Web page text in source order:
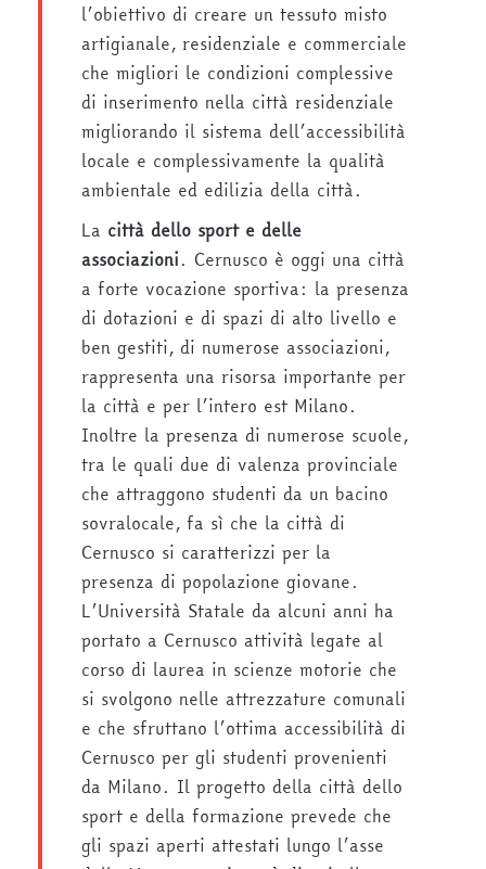
l’obiettivo di creare un tessuto misto
artigianale, residenziale e commerciale
che migliori le condizioni complessive
di inserimento nella città residenziale
migliorando il sistema dell’accessibilità
locale e complessivamente la qualità
ambientale ed edilizia della città.
La città dello sport e delle
associazioni. Cernusco è oggi una città
a forte vocazione sportiva: la presenza
di dotazioni e di spazi di alto livello e
ben gestiti, di numerose associazioni,
rappresenta una risorsa importante per
la città e per l’intero est Milano.
Inoltre la presenza di numerose scuole,
tra le quali due di valenza provinciale
che attraggono studenti da un bacino
sovralocale, fa sì che la città di
Cernusco si caratterizzi per la
presenza di popolazione giovane.
L’Università Statale da alcuni anni ha
portato a Cernusco attività legate al
corso di laurea in scienze motorie che
si svolgono nelle attrezzature comunali
e che sfruttano l’ottima accessibilità di
Cernusco per gli studenti provenienti
da Milano. Il progetto della città dello
sport e della formazione prevede che
gli spazi aperti attestati lungo l’asse